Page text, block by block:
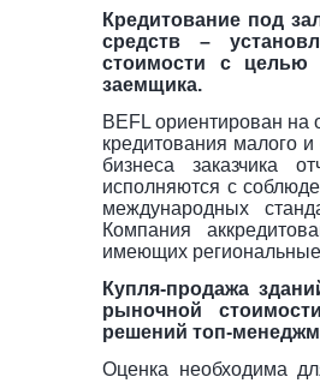
Кредитование под
средств –
стоимости с целью
заемщика.
BEFL ориентирован на
кредитования малого
бизнеса заказчика
исполняются с
международных
Компания
имеющих
Купля-продажа
рыночной
решений топ-
Оценка необходима